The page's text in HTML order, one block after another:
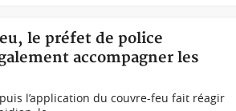
le préfet de police
accompagner les
l’application du couvre-feu fait réagir